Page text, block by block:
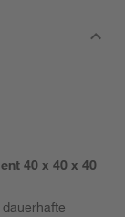
40 x 40 x 40